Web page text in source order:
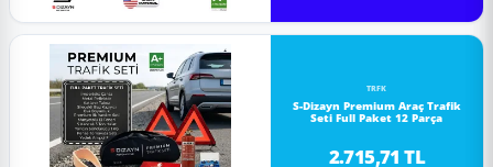
TRFK
S-Dizayn Premium Araç Trafik
Seti Full Paket 12 Parça
2.715,71 TL